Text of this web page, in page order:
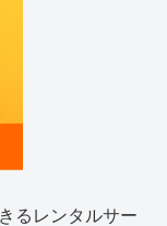
るレンタルサー